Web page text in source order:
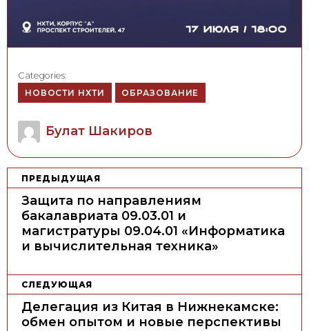
Categories:
НОВОСТИ НХТИ
ОБРАЗОВАНИЕ
Author
Булат Шакиров
Н
а
ц
ПРЕДЫДУЩАЯ
Защита по направлениям
бакалавриата 09.03.01 и
магистратуры 09.04.01 «Информатика
и вычислительная техника»
СЛЕДУЮЩАЯ
Делегация из Китая в Нижнекамске:
обмен опытом и новые перспективы